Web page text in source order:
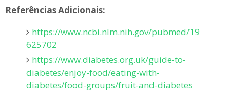
Referências Adicionais:
https://www.ncbi.nlm.nih.gov/pubmed/19
625702
https://www.diabetes.org.uk/guide-to-
diabetes/enjoy-food/eating-with-
diabetes/food-groups/fruit-and-diabetes